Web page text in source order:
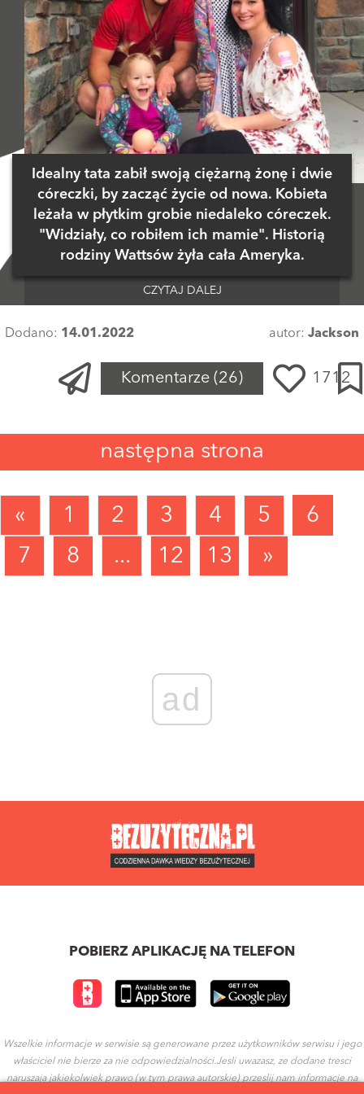
Idealny tata zabił swoją ciężarną żonę i dwie
córeczki, by zacząć życie od nowa. Kobieta
leżała w płytkim grobie niedaleko córeczek.
"Widziały, co robiłem ich mamie". Historią
rodziny Wattsów żyła cała Ameryka.
CZYTAJ DALEJ
Dodano: 14.01.2022 autor: Jackson
Komentarze (26) 1712
następna strona
« 1 2 3 4 5
6
7
8 ... 12 13 »
ad
POBIERZ APLIKACJĘ NA TELEFON
Wszelkie informacje w serwisie są generowane przez użytkowników serwisu i jego
właściciel nie bierze za nie odpowiedzialności.Jesli uwazasz, ze dodane tresci
naruszaja jakiekolwiek prawo (w tym prawa autorskie) przeslij nam informacje na